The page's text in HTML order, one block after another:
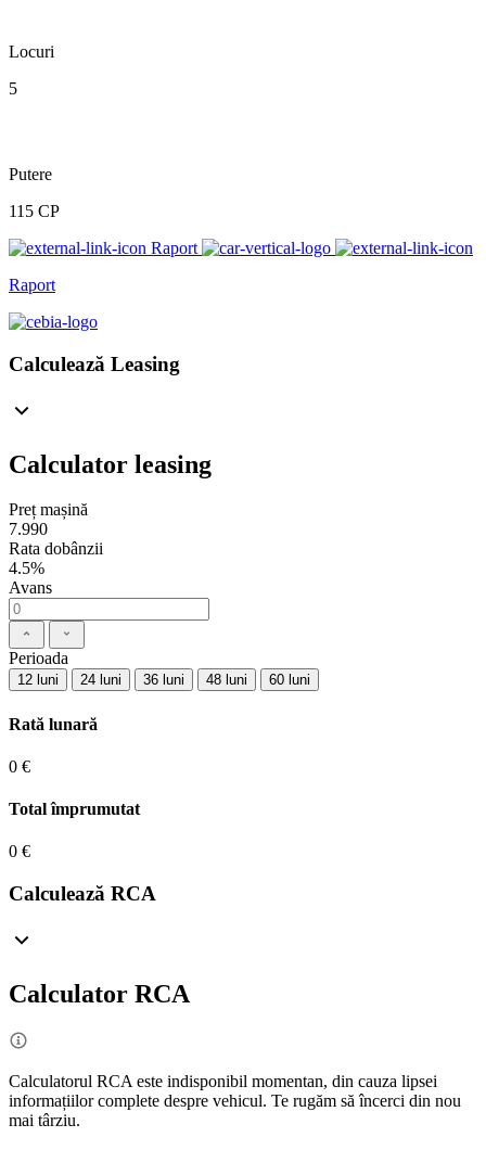
Locuri
5
Putere
115 CP
Raport
Raport
Calculează Leasing
Calculator leasing
Preț mașină
7.990
Rata dobânzii
4.5%
Avans
Perioada
12 luni 24 luni 36 luni 48 luni 60 luni
Rată lunară
0 €
Total împrumutat
0 €
Calculează RCA
Calculator RCA
Calculatorul RCA este indisponibil momentan, din cauza lipsei
informațiilor complete despre vehicul. Te rugăm să încerci din nou
mai târziu.